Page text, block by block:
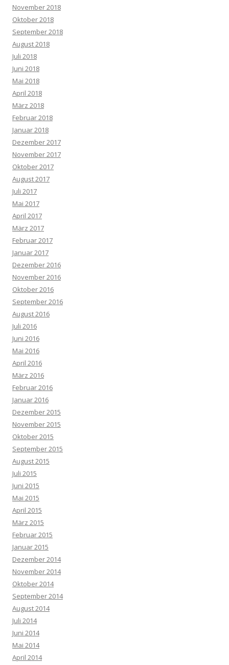
November 2018
Oktober 2018
September 2018
August 2018
Juli 2018
Juni 2018
Mai 2018
April 2018
März 2018
Februar 2018
Januar 2018
Dezember 2017
November 2017
Oktober 2017
August 2017
Juli 2017
Mai 2017
April 2017
März 2017
Februar 2017
Januar 2017
Dezember 2016
November 2016
Oktober 2016
September 2016
August 2016
Juli 2016
Juni 2016
Mai 2016
April 2016
März 2016
Februar 2016
Januar 2016
Dezember 2015
November 2015
Oktober 2015
September 2015
August 2015
Juli 2015
Juni 2015
Mai 2015
April 2015
März 2015
Februar 2015
Januar 2015
Dezember 2014
November 2014
Oktober 2014
September 2014
August 2014
Juli 2014
Juni 2014
Mai 2014
April 2014